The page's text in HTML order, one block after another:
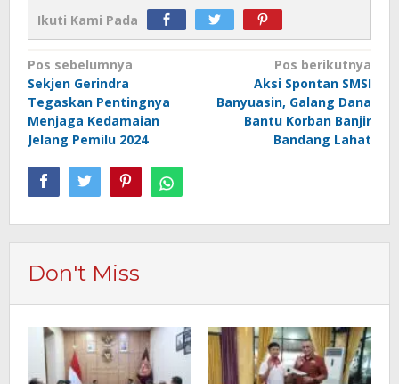
Ikuti Kami Pada
Navigasi
pos
Pos sebelumnya
Sekjen Gerindra
Tegaskan Pentingnya
Menjaga Kedamaian
Jelang Pemilu 2024
Pos berikutnya
Aksi Spontan SMSI
Banyuasin, Galang Dana
Bantu Korban Banjir
Bandang Lahat
Don't Miss